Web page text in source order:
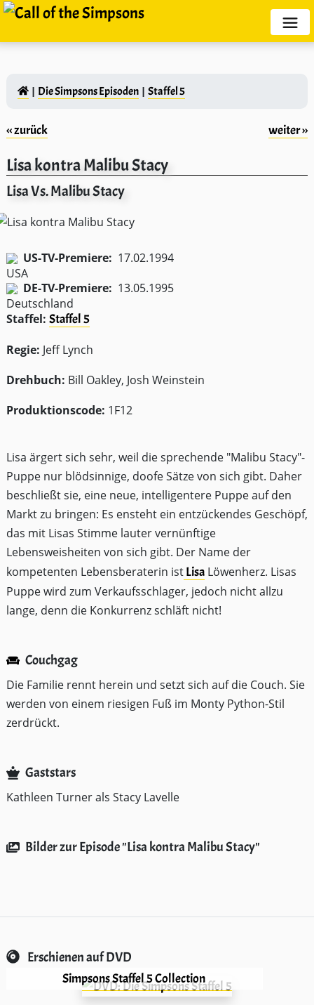
Die Simpsons Episoden Staffel 5
‹‹ zurück weiter ››
Lisa kontra Malibu Stacy
Lisa Vs. Malibu Stacy
US-TV-Premiere: 17.02.1994
DE-TV-Premiere: 13.05.1995
Staffel: Staffel 5
Regie: Jeff Lynch
Drehbuch: Bill Oakley, Josh Weinstein
Produktionscode: 1F12
Lisa ärgert sich sehr, weil die sprechende "Malibu Stacy"-
Puppe nur blödsinnige, doofe Sätze von sich gibt. Daher
beschließt sie, eine neue, intelligentere Puppe auf den
Markt zu bringen: Es ensteht ein entzückendes Geschöpf,
das mit Lisas Stimme lauter vernünftige
Lebensweisheiten von sich gibt. Der Name der
kompetenten Lebensberaterin istLisa Löwenherz. Lisas
Puppe wird zum Verkaufsschlager, jedoch nicht allzu
lange, denn die Konkurrenz schläft nicht!
Couchgag
Die Familie rennt herein und setzt sich auf die Couch. Sie
werden von einem riesigen Fuß im Monty Python-Stil
zerdrückt.
Gaststars
Kathleen Turner als Stacy Lavelle
Bilder zur Episode "Lisa kontra Malibu Stacy"
Erschienen auf DVD
Simpsons Staffel 5 Collection